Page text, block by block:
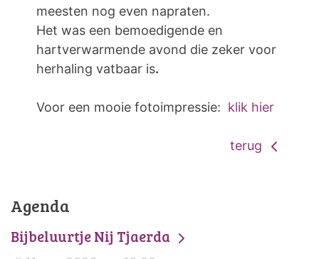
meesten nog even napraten.
Het was een bemoedigende en
hartverwarmende avond die zeker voor
herhaling vatbaar is.
Voor een mooie fotoimpressie: klik hier
terug
Agenda
Bijbeluurtje Nij Tjaerda